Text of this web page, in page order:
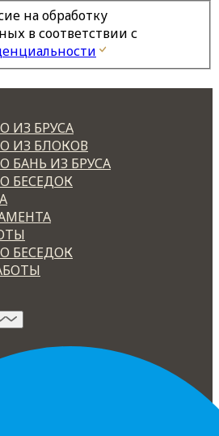
на обработку
в соответствии с
ИЗ БРУСА
ИЗ БЛОКОВ
БАНЬ ИЗ БРУСА
БЕСЕДОК
БЕСЕДОК